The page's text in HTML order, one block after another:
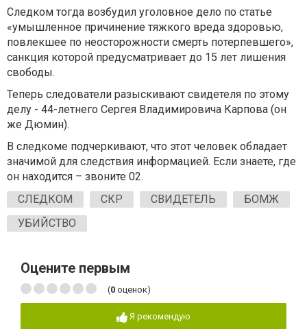
Следком тогда возбудил уголовное дело по статье
«умышленное причинение тяжкого вреда здоровью,
повлекшее по неосторожности смерть потерпевшего»,
санкция которой предусматривает до 15 лет лишения
свободы.
Теперь следователи разыскивают свидетеля по этому
делу - 44-летнего Сергея Владимировича Карпова (он
же Дюмин).
В следкоме подчеркивают, что этот человек обладает
значимой для следствия информацией. Если знаете, где
он находится – звоните 02.
СЛЕДКОМ
СКР СВИДЕТЕЛЬ
БОМЖ
УБИЙСТВО
Оцените первым
(0 оценок)
Я рекомендую